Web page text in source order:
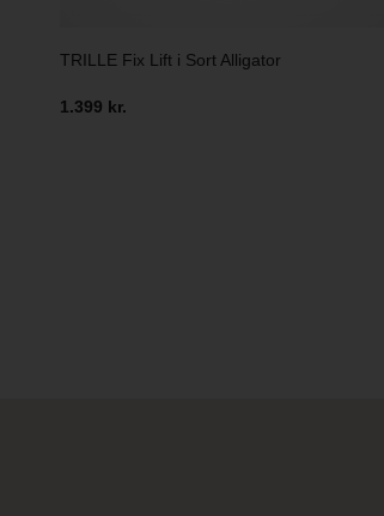
TRILLE Fix Lift i Sort Alligator
1.399 kr.